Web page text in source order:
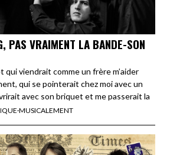
PAS VRAIMENT LA BANDE-SON
qui viendrait comme un frère m’aider
qui se pointerait chez moi avec un
avec son briquet et me passerait la
·MUSICALEMENT